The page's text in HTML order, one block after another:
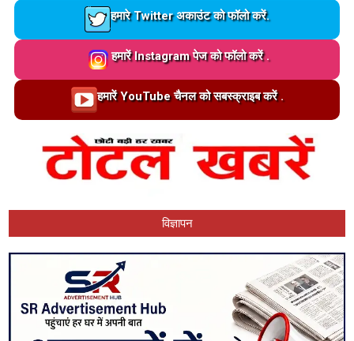
Loading…
हमारे Twitter अकाउंट को फॉलो करें.
Loading…
हमारें Instagram पेज को फॉलो करें .
Loading…
हमारें YouTube चैनल को सबस्क्राइब करें .
विज्ञापन